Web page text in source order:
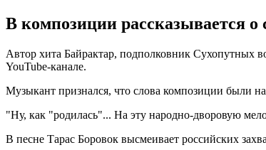
В композиции рассказывается
Автор хита Байрактар, подполковник Сухопутных
YouTube-канале.
Музыкант признался, что слова композиции были
"Ну, как "родилась"... На эту народно-дворовую
В песне Тарас Боровок высмеивает российских